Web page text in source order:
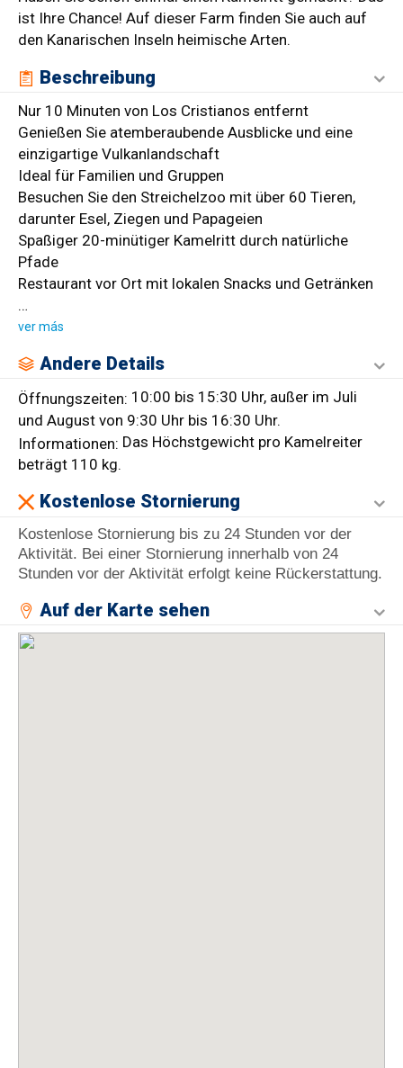
ist Ihre Chance! Auf dieser Farm finden Sie auch auf
den Kanarischen Inseln heimische Arten.
Beschreibung
Nur 10 Minuten von Los Cristianos entfernt
Genießen Sie atemberaubende Ausblicke und eine
einzigartige Vulkanlandschaft
Ideal für Familien und Gruppen
Besuchen Sie den Streichelzoo mit über 60 Tieren,
darunter Esel, Ziegen und Papageien
Spaßiger 20-minütiger Kamelritt durch natürliche
Pfade
Restaurant vor Ort mit lokalen Snacks und Getränken
…
ver más
Andere Details
Öffnungszeiten: 10:00 bis 15:30 Uhr, außer im Juli
und August von 9:30 Uhr bis 16:30 Uhr.
Informationen: Das Höchstgewicht pro Kamelreiter
beträgt 110 kg.
Kostenlose Stornierung
Kostenlose Stornierung bis zu 24 Stunden vor der
Aktivität. Bei einer Stornierung innerhalb von 24
Stunden vor der Aktivität erfolgt keine Rückerstattung.
Auf der Karte sehen